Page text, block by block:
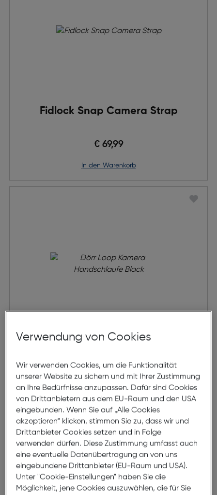
Fidlock Snap Camera Strap
€ 69,99
in den Warenkorb
Dörr Loop Kamera Handschlaufe
€ 15,99
in den Warenkorb
Verwendung von Cookies
Wir verwenden Cookies, um die Funktionalität
unserer Website zu sichern und mit Ihrer Zustimmung
an Ihre Bedürfnisse anzupassen. Dafür sind Cookies
von Drittanbietern aus dem EU-Raum und den USA
eingebunden. Wenn Sie auf „Alle Cookies
akzeptieren“ klicken, stimmen Sie zu, dass wir und
Drittanbieter Cookies setzen und in Folge
verwenden dürfen. Diese Zustimmung umfasst auch
eine eventuelle Datenübertragung an von uns
eingebundene Drittanbieter (EU-Raum und USA).
Unter "Cookie-Einstellungen" haben Sie die
Möglichkeit, jene Cookies auszuwählen, die für Sie